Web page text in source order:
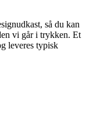
så du kan
vi går i trykken. Et
leveres typisk